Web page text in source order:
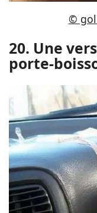
©
20. Une
porte-